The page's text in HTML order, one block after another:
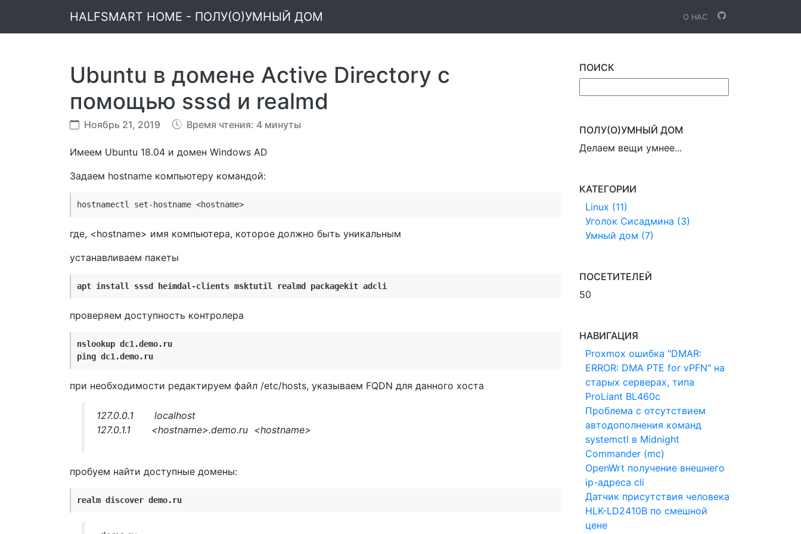
HALFSMART HOME - ПОЛУ(О)УМНЫЙ ДОМ О НАС
Ubuntu в домене Active Directory с
помощью sssd и realmd
Ноябрь 21, 2019 Время чтения: 4 минуты
Имеем Ubuntu 18.04 и домен Windows AD
Задаем hostname компьютеру командой:
hostnamectl set-hostname <hostname>
где, <hostname> имя компьютера, которое должно быть уникальным
устанавливаем пакеты
apt install sssd heimdal-clients msktutil realmd packagekit adcli
проверяем доступность контролера
nslookup dc1.demo.ru
ping dc1.demo.ru
при необходимости редактируем файл /etc/hosts, указываем FQDN для данного хоста
127.0.0.1 localhost
127.0.1.1 <hostname>.demo.ru <hostname>
пробуем найти доступные домены:
realm discover demo.ru
ПОИСК
ПОЛУ(О)УМНЫЙ ДОМ
Делаем вещи умнее...
КАТЕГОРИИ
Linux (11)
Уголок Сисадмина (3)
Умный дом (7)
ПОСЕТИТЕЛЕЙ
50
НАВИГАЦИЯ
Proxmox ошибка "DMAR:
ERROR: DMA PTE for vPFN" на
старых серверах, типа
ProLiant BL460c
Проблема с отсутствием
автодополнения команд
systemctl в Midnight
Commander (mc)
OpenWrt получение внешнего
ip-адреса cli
Датчик присутствия человека
HLK-LD2410B по смешной
цене